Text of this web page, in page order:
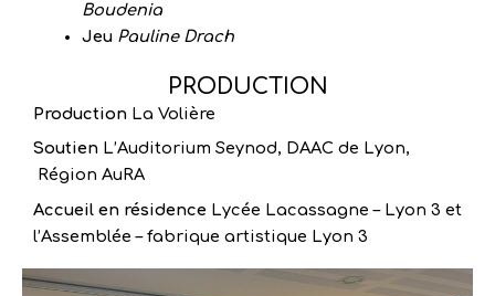
Boudenia
Jeu Pauline Drach
PRODUCTION
Production La Volière
Soutien L’Auditorium Seynod, DAAC de Lyon,
Région AuRA
Accueil en résidence Lycée Lacassagne – Lyon 3 et
l’Assemblée – fabrique artistique Lyon 3